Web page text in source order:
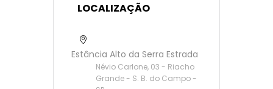
LOCALIZAÇÃO
Estância Alto da Serra Estrada
Névio Carlone, 03 - Riacho
Grande - S. B. do Campo -